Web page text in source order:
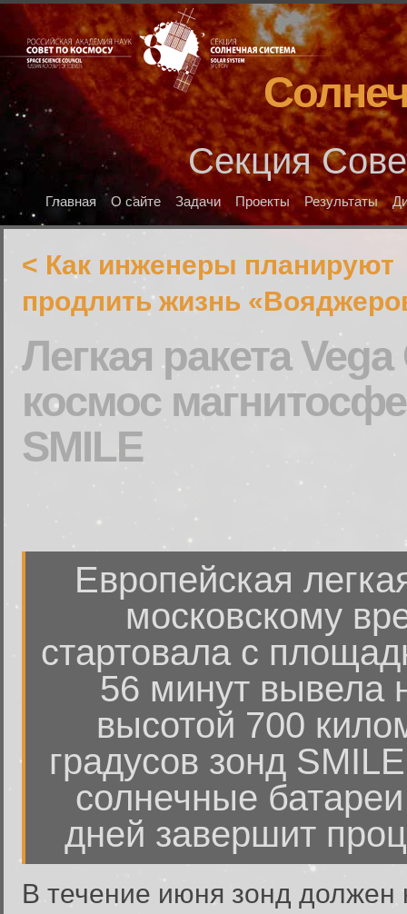
Секция
Главная О сайте Задачи Проекты Результаты
< Как инженеры планируют
продлить жизнь
Легкая ракета
космос
SMILE
Европейская
московскому
стартовала с
56 минут вывела
высотой 700
градусов зонд
солнечные
дней завершит
В течение июня зонд должен